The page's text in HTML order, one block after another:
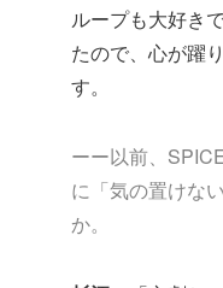
ループも大好き
たので、心が躍
す。
ーー以前、
に「気の置けな
か。